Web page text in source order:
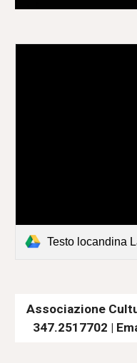
Testo locandina
Associazione
347.2517702 |